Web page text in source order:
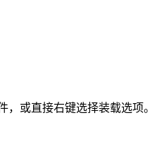
或直接右键选择装载选项。